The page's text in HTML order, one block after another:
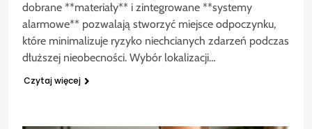
dobrane **materiały** i zintegrowane **systemy
alarmowe** pozwalają stworzyć miejsce odpoczynku,
które minimalizuje ryzyko niechcianych zdarzeń podczas
dłuższej nieobecności. Wybór lokalizacji…
Czytaj więcej